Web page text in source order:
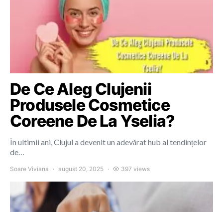
De Ce Aleg Clujenii
Produsele Cosmetice
Coreene De La Yselia?
În ultimii ani, Clujul a devenit un adevărat hub al tendințelor
de…
Soare Viviana august 20, 2025 397 views